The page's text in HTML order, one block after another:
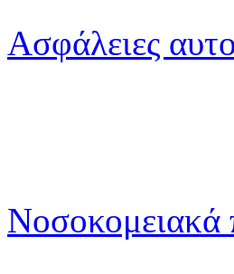
Ασφάλειες
Νοσοκομειακά